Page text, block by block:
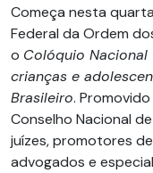
Começa nesta
Federal da Ordem
o Colóquio
crianças e
Brasileiro.
Conselho Nacional
juízes, promotores
advogados e